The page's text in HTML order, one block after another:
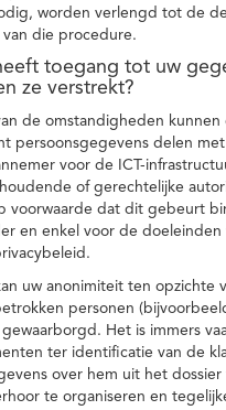
worden verlengd tot de
die procedure.
toegang tot uw
ze verstrekt?
de omstandigheden kunnen
persoonsgegevens delen
voor de ICT-
of gerechtelijke
voorwaarde dat dit gebeurt
en enkel voor de
uw anonimiteit ten opzichte
personen
Het is immers
ter identificatie van de
over hem uit het
te organiseren en